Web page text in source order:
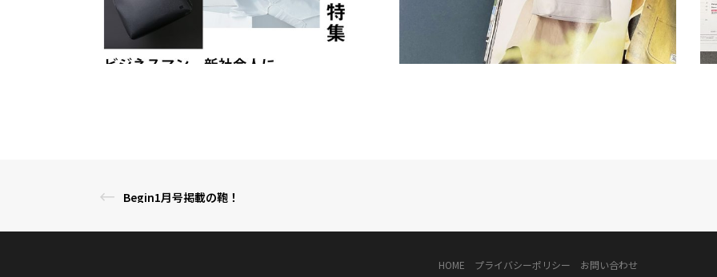
Begin1月号掲載の鞄！
HOME プライバシーポリシー お問い合わせ